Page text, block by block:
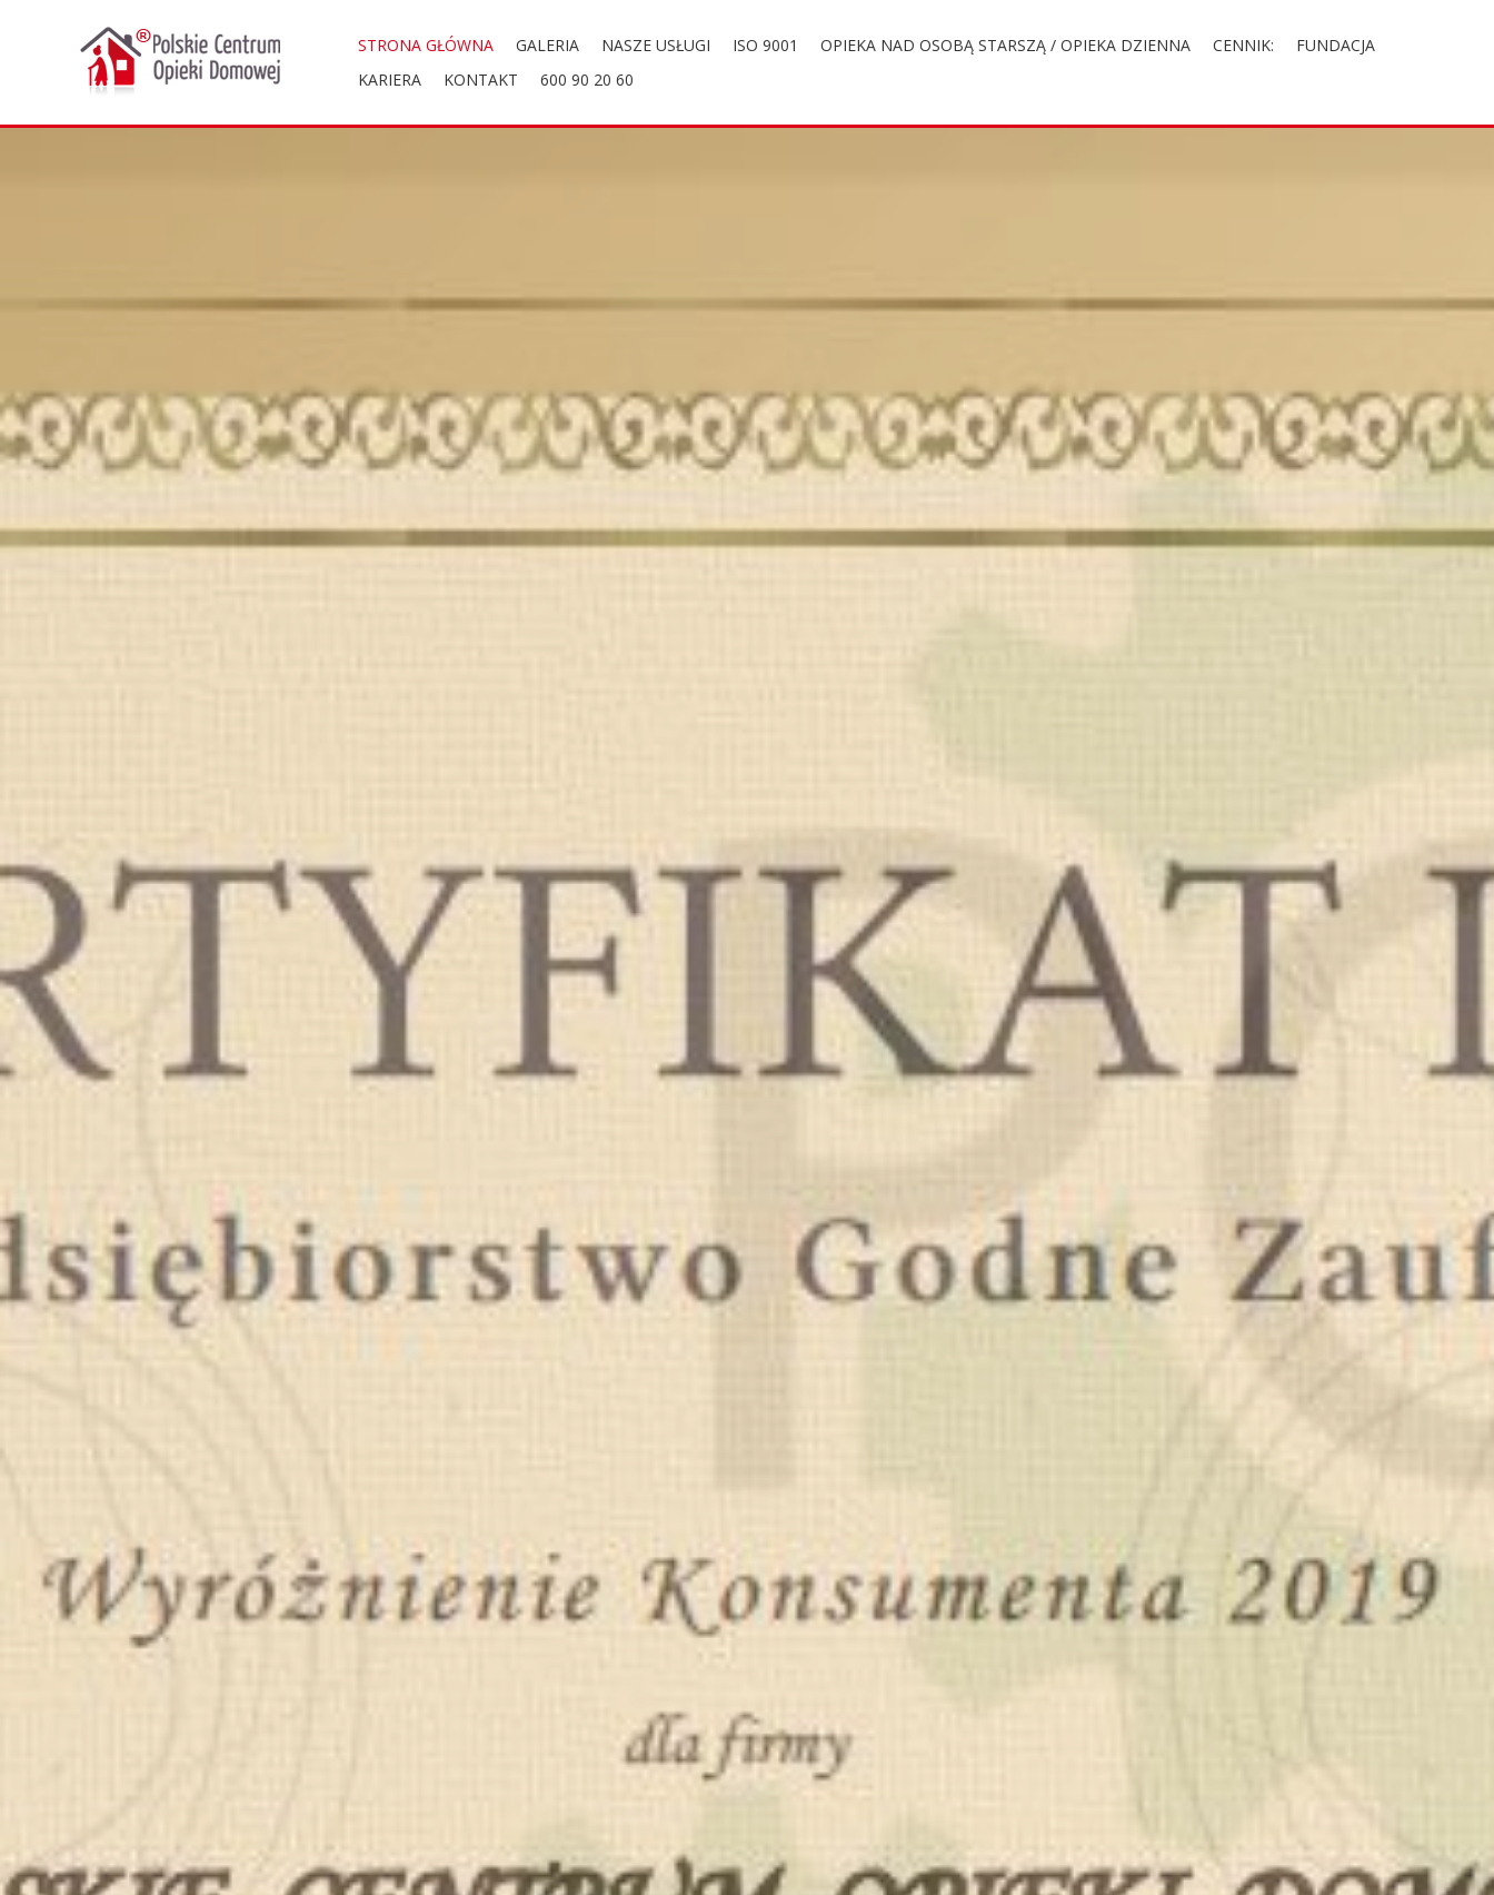
STRONA GŁÓWNA GALERIA NASZE USŁUGI ISO 9001 OPIEKA NAD OSOBĄ STARSZĄ / OPIEKA DZIENNA CENNIK:
FUNDACJA
KARIERA
KONTAKT 600 90 20 60